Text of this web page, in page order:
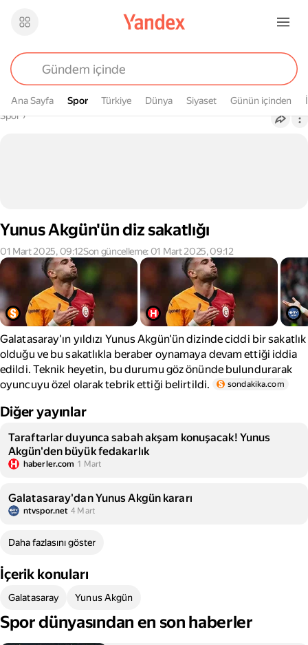
Ana Sayfa Spor
Spor Türkiye Dünya Siyaset Günün içinden
Buradasın
Spor›
Yunus Akgün'ün diz sakatlığı
01 Mart 2025, 09:12Son güncelleme: 01 Mart 2025, 09:12
Galatasaray'ın yıldızı Yunus Akgün'ün dizinde ciddi bir sakatlık
olduğu ve bu sakatlıkla beraber oynamaya devam ettiği iddia
edildi. Teknik heyetin, bu durumu göz önünde bulundurarak
oyuncuyu özel olarak tebrik ettiği belirtildi.
sondakika.com
Diğer yayınlar
Taraftarlar duyunca sabah akşam konuşacak! Yunus
Akgün'den büyük fedakarlık
haberler.com 1 Mart
Galatasaray'dan Yunus Akgün kararı
ntvspor.net 4 Mart
Daha fazlasını göster
İçerik konuları
Galatasaray Yunus Akgün
Spor dünyasından en son haberler